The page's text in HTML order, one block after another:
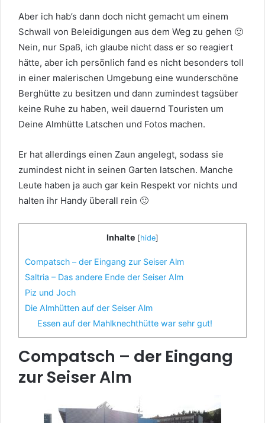
Aber ich hab’s dann doch nicht gemacht um einem
Schwall von Beleidigungen aus dem Weg zu gehen 🙂
Nein, nur Spaß, ich glaube nicht dass er so reagiert
hätte, aber ich persönlich fand es nicht besonders toll
in einer malerischen Umgebung eine wunderschöne
Berghütte zu besitzen und dann zumindest tagsüber
keine Ruhe zu haben, weil dauernd Touristen um
Deine Almhütte Latschen und Fotos machen.
Er hat allerdings einen Zaun angelegt, sodass sie
zumindest nicht in seinen Garten latschen. Manche
Leute haben ja auch gar kein Respekt vor nichts und
halten ihr Handy überall rein 🙂
Inhalte [hide]
Compatsch – der Eingang zur Seiser Alm
Saltria – Das andere Ende der Seiser Alm
Piz und Joch
Die Almhütten auf der Seiser Alm
Essen auf der Mahlknechthütte war sehr gut!
Compatsch – der Eingang
zur Seiser Alm